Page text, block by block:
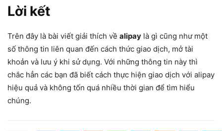
Lời kết
Trên đây là bài viết giải thích về alipay là gì cũng như một
số thông tin liên quan đến cách thức giao dịch, mở tài
khoản và lưu ý khi sử dụng. Với những thông tin này thì
chắc hẳn các bạn đã biết cách thực hiện giao dịch với alipay
hiệu quả và không tốn quá nhiều thời gian để tìm hiểu
chúng.